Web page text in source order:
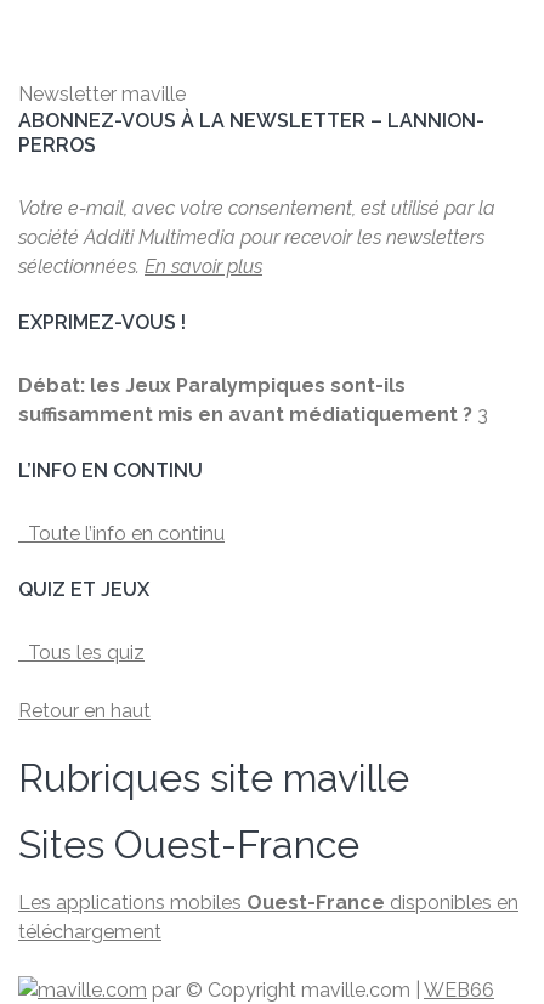
Newsletter maville
ABONNEZ-VOUS À LA NEWSLETTER – LANNION-
PERROS
Votre e-mail, avec votre consentement, est utilisé par la
société Additi Multimedia pour recevoir les newsletters
sélectionnées. En savoir plus
EXPRIMEZ-VOUS !
Débat: les Jeux Paralympiques sont-ils
suffisamment mis en avant médiatiquement ? 3
L’INFO EN CONTINU
Toute l’info en continu
QUIZ ET JEUX
Tous les quiz
Retour en haut
Rubriques site maville
Sites Ouest-France
Les applications mobiles Ouest-France disponibles en
téléchargement
par © Copyright maville.­com WEB66